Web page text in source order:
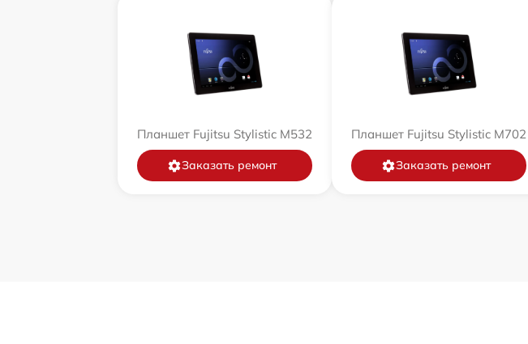
Планшет Fujitsu Stylistic M532
Заказать ремонт
Планшет Fujitsu Stylistic M702
Заказать ремонт